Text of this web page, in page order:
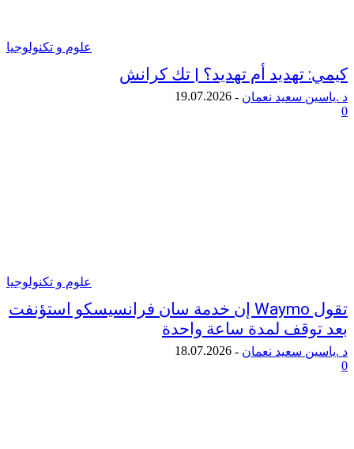
علوم و تكنولوجيا
تهديد أم تهديد؟ | تك كرانش
سعيد نعمان -
19.07.2026
علوم و تكنولوجيا
تقول Waymo إن خدمة سان فرانسيسكو استؤنفت
لمدة ساعة واحدة
سعيد نعمان -
18.07.2026